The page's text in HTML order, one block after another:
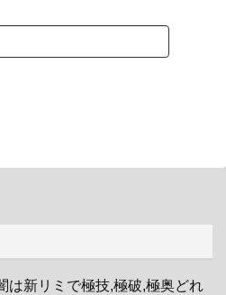
は新リミで極技,極破,極奥どれ